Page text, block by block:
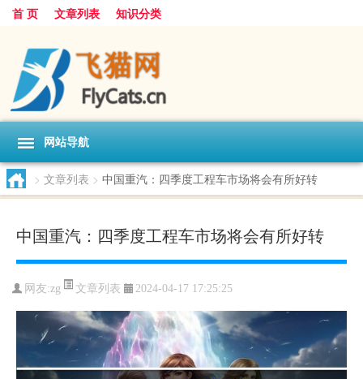
首 页 文章列表 知识分类
网站导航
> 文章列表 > 中国重汽：四季度工程车市场将会有所好转
中国重汽：四季度工程车市场将会有所好转
网友:zg 文章列表 2024-04-17 17:25:25